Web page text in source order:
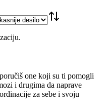
one koji su ti pomogli
i drugima da naprave
za sebe i svoju